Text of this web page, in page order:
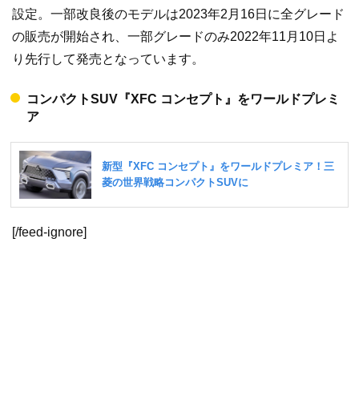
設定。一部改良後のモデルは2023年2月16日に全グレード
の販売が開始され、一部グレードのみ2022年11月10日よ
り先行して発売となっています。
コンパクトSUV『XFC コンセプト』をワールドプレミ
ア
[/feed-ignore]